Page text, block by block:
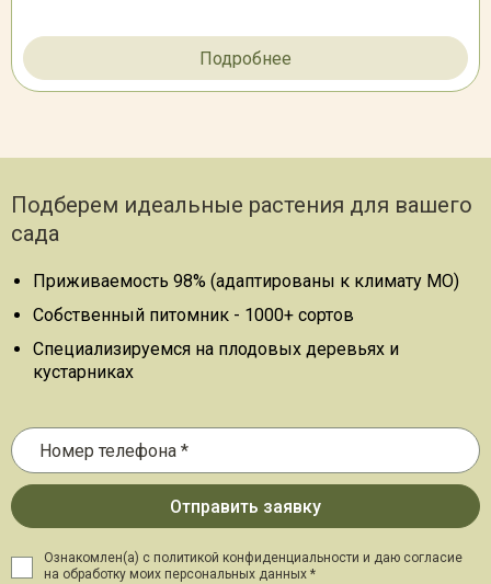
Подробнее
Подберем идеальные растения для вашего
сада
Приживаемость 98% (адаптированы к климату МО)
Собственный питомник - 1000+ сортов
Специализируемся на плодовых деревьях и
кустарниках
Ознакомлен(а) с политикой конфиденциальности и даю согласие
на обработку моих персональных данных *